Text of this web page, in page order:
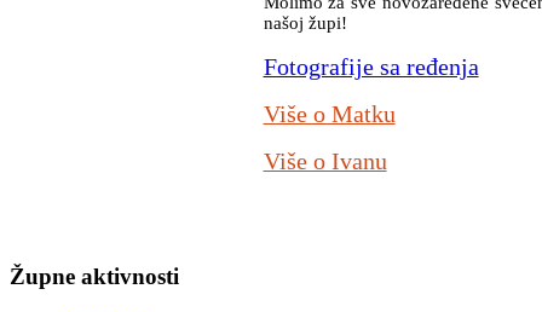
našoj župi!
Fotografije sa ređenja
Više o Matku
Više o Ivanu
Župne aktivnosti